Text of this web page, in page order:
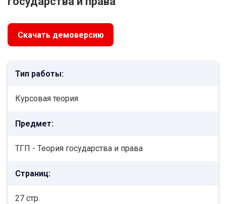
Скачать демоверсию
Тип работы:
Курсовая теория
Предмет:
ТГП - Теория государства и права
Страниц:
27 стр.